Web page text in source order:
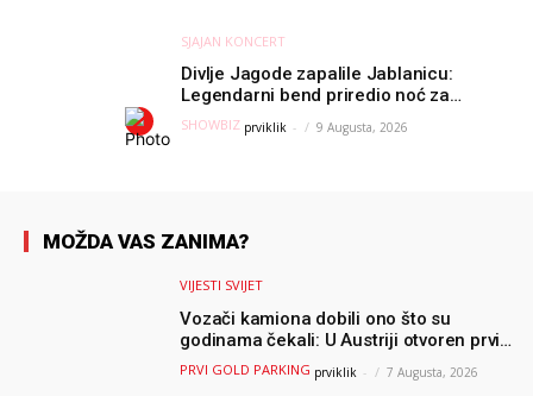
SJAJAN KONCERT
Divlje Jagode zapalile Jablanicu:
Legendarni bend priredio noć za
pamćenje
SHOWBIZ prviklik - 9 Augusta, 2026
MOŽDA VAS ZANIMA?
VIJESTI SVIJET
Vozači kamiona dobili ono što su
godinama čekali: U Austriji otvoren prvi
GOLD sigurni parking
PRVI GOLD PARKING prviklik - 7 Augusta, 2026